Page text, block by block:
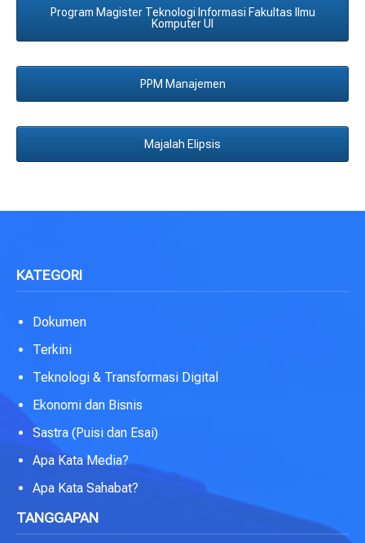
Program Magister Teknologi Informasi Fakultas Ilmu
Komputer UI
PPM Manajemen
Majalah Elipsis
KATEGORI
Dokumen
Terkini
Teknologi & Transformasi Digital
Ekonomi dan Bisnis
Sastra (Puisi dan Esai)
Apa Kata Media?
Apa Kata Sahabat?
TANGGAPAN